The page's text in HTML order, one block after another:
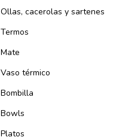
Ollas, cacerolas y sartenes
Termos
Mate
Vaso térmico
Bombilla
Bowls
Platos